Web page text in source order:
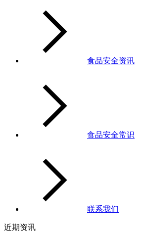
食品安全资讯
食品安全常识
联系我们
近期资讯